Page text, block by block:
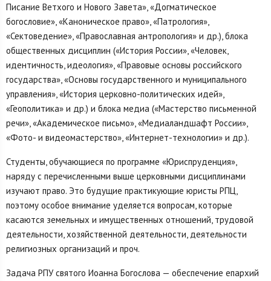
Писание Ветхого и Нового Завета», «Догматическое
богословие», «Каноническое право», «Патрология»,
«Сектоведение», «Православная антропология» и др.), блока
общественных дисциплин («История России», «Человек,
идентичность, идеология», «Правовые основы российского
государства», «Основы государственного и муниципального
управления», «История церковно-политических идей»,
«Геополитика» и др.) и блока медиа («Мастерство письменной
речи», «Академическое письмо», «Медиаландшафт России»,
«Фото- и видеомастерство», «Интернет-технологии» и др.).
Студенты, обучающиеся по программе «Юриспруденция»,
наряду с перечисленными выше церковными дисциплинами
изучают право. Это будущие практикующие юристы РПЦ,
поэтому особое внимание уделяется вопросам, которые
касаются земельных и имущественных отношений, трудовой
деятельности, хозяйственной деятельности, деятельности
религиозных организаций и проч.
Задача РПУ святого Иоанна Богослова — обеспечение епархий